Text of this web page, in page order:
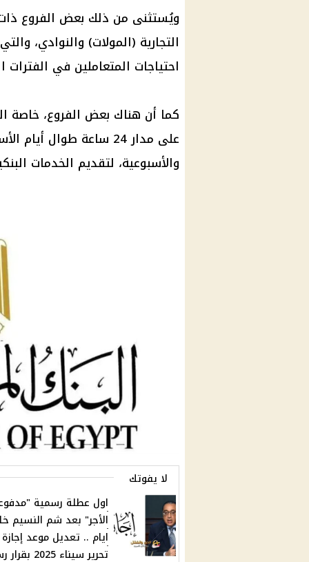
ويُستثنى من ذلك بعض الفروع
احتياجات المتعاملين في الفترات
كما أن هناك بعض الفروع، خاصة
على مدار 24 ساعة طوال أيام الأسبوع، بما في ذلك أيام
والأسبوعية، لتقديم الخدمات
لا يفوتك
اول عطلة رسمية
الأجر" بعد شم النسيم
ايام .. تعديل موعد
تحرير سيناء